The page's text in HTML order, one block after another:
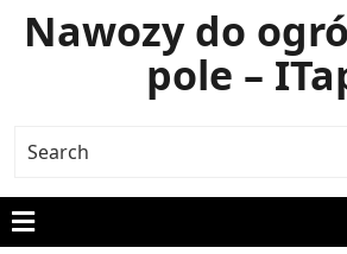
Nawozy do
pole –